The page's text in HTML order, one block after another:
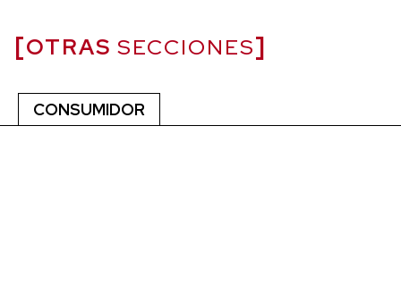
OTRAS SECCIONES
CONSUMIDOR